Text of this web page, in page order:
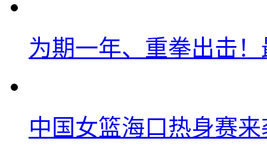
为期一年、重拳出击
中国女篮海口热身赛